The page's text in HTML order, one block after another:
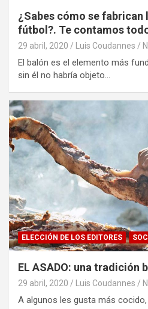
¿Sabes cómo se fabrican
fútbol?. Te contamos
29 abril, 2020 Luis Coudannes
El balón es el elemento más
sin él no habría objeto…
ELECCIÓN DE LOS EDITORES
EL ASADO: una tradición
29 abril, 2020 Luis Coudannes
A algunos les gusta más